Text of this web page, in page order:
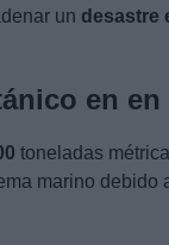
un desastre
en en
toneladas
marino debido